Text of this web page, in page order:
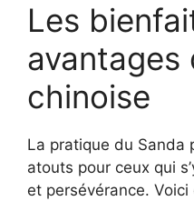
Les
avantages
chinoise
La pratique du Sanda
atouts pour ceux qui
et persévérance.